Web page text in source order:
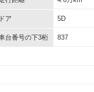
ドア 5D
台番号の下3桁 837